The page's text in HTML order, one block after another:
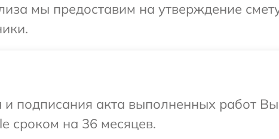
мы предоставим на утверждение
подписания акта выполненных работ
сроком на 36 месяцев.